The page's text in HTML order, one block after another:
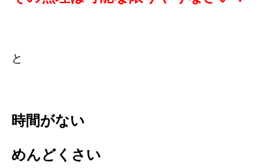
と
時間がない
めんどくさい